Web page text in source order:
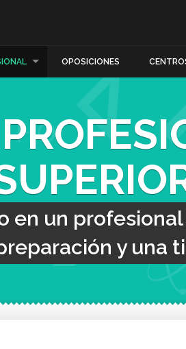
OPOSICIONES
en un
y una